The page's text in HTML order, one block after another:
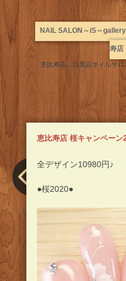
NAIL SALON～iS～
寿店
恵比寿店、目黒店ネイルサ
恵比寿店 桜キャンペーン
全デザイン10980円♪
●桜2020●
Post
navigation